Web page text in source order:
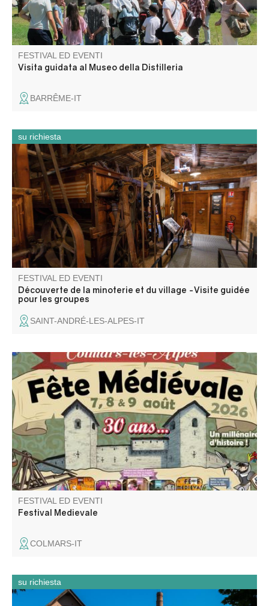
FESTIVAL ED EVENTI
Visita guidata al Museo della Distilleria
BARRÊME-IT
Una giornata che unisce patrimonio industriale e scoperta
della regione.
FESTIVAL ED EVENTI
Découverte de la minoterie et du village -Visite guidée
pour les groupes
su richiesta
SAINT-ANDRÉ-LES-ALPES-IT
A Colmars se tient depuis 30 ans une fête légendaire qui
fait renaître l’esprit du Moyen Âge. Franchissez les portes
de la cité et plongez dans un univers de fastes et de
merveilles. Échassiers, musiciens, acrobates et nombreux
spectacles gratuits.
FESTIVAL ED EVENTI
Festival Medievale
COLMARS-IT
Un'intera giornata che combina patrimonio industriale,
su richiesta